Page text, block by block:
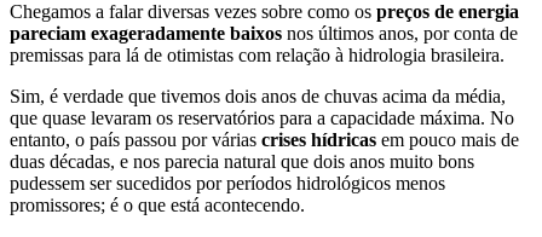
Chegamos a falar diversas vezes sobre como os preços de energia
pareciam exageradamente baixos nos últimos anos, por conta de
premissas para lá de otimistas com relação à hidrologia brasileira.
Sim, é verdade que tivemos dois anos de chuvas acima da média,
que quase levaram os reservatórios para a capacidade máxima. No
entanto, o país passou por várias crises hídricas em pouco mais de
duas décadas, e nos parecia natural que dois anos muito bons
pudessem ser sucedidos por períodos hidrológicos menos
promissores; é o que está acontecendo.